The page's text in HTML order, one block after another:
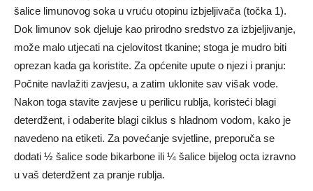
šalice limunovog soka u vruću otopinu izbjeljivača (točka 1).
Dok limunov sok djeluje kao prirodno sredstvo za izbjeljivanje,
može malo utjecati na cjelovitost tkanine; stoga je mudro biti
oprezan kada ga koristite. Za općenite upute o njezi i pranju:
Počnite navlažiti zavjesu, a zatim uklonite sav višak vode.
Nakon toga stavite zavjese u perilicu rublja, koristeći blagi
deterdžent, i odaberite blagi ciklus s hladnom vodom, kako je
navedeno na etiketi. Za povećanje svjetline, preporuča se
dodati ½ šalice sode bikarbone ili ¼ šalice bijelog octa izravno
u vaš deterdžent za pranje rublja.